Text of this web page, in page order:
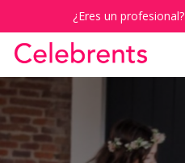
¿Eres un profesional?